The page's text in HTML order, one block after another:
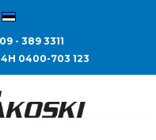
- 389 3311
0400-703 123